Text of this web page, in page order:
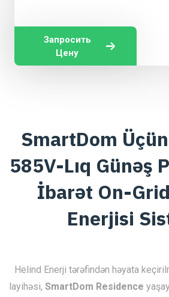
Запросить
Цену
SmartDom
585V-Lıq Günəş
İbarət On-
Enerjisi
Helind Enerji tərəfindən həyata
layihəsi, SmartDom Residence